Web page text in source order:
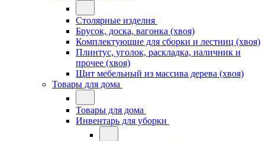
Столярные изделия
Брусок, доска, вагонка (хвоя)
Комплектующие для сборки и лестниц (хвоя)
Плинтус, уголок, раскладка, наличник и
прочее (хвоя)
Щит мебельный из массива дерева (хвоя)
Товары для дома
Товары для дома
Инвентарь для уборки